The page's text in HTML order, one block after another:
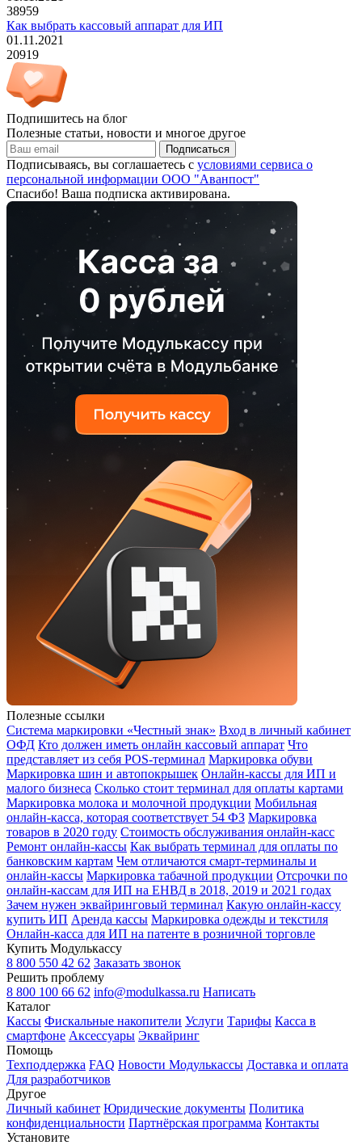
38959
Как выбрать кассовый аппарат для ИП
01.11.2021
20919
Подпишитесь на блог
Полезные статьи, новости и многое другое
Подписаться
Подписываясь, вы соглашаетесь с условиями сервиса о
персональной информации ООО "Аванпост"
Спасибо! Ваша подписка активирована.
Полезные ссылки
Система маркировки «Честный знак» Вход в личный кабинет
ОФД Кто должен иметь онлайн кассовый аппарат Что
представляет из себя POS-терминал Маркировка обуви
Маркировка шин и автопокрышек Онлайн-кассы для ИП и
малого бизнеса Сколько стоит терминал для оплаты картами
Маркировка молока и молочной продукции Мобильная
онлайн-касса, которая соответствует 54 ФЗ Маркировка
товаров в 2020 году Стоимость обслуживания онлайн-касс
Ремонт онлайн-кассы Как выбрать терминал для оплаты по
банковским картам Чем отличаются смарт-терминалы и
онлайн-кассы Маркировка табачной продукции Отсрочки по
онлайн-кассам для ИП на ЕНВД в 2018, 2019 и 2021 годах
Зачем нужен эквайринговый терминал Какую онлайн-кассу
купить ИП Аренда кассы Маркировка одежды и текстиля
Онлайн-касса для ИП на патенте в розничной торговле
Купить Модулькассу
8 800 550 42 62 Заказать звонок
Решить проблему
8 800 100 66 62 info@modulkassa.ru Написать
Каталог
Кассы Фискальные накопители Услуги Тарифы Касса в
смартфоне Аксессуары Эквайринг
Помощь
Техподдержка FAQ Новости Модулькассы Доставка и оплата
Для разработчиков
Другое
Личный кабинет Юридические документы Политика
конфиденциальности Партнёрская программа Контакты
Установите